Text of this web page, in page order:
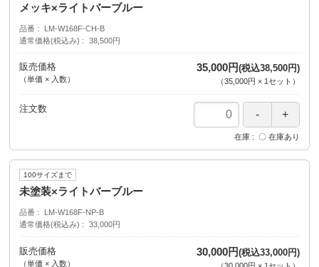
メッキ×ライトバーブルー
品番
LM-W168F-CH-B
通常価格(税込み)
38,500円
販売価格
（単価 × 入数）
35,000円(税込38,500円)
（35,000円 × 1セット ）
注文数
在庫 〇 在庫あり
100サイズまで
未塗装×ライトバーブルー
品番
LM-W168F-NP-B
通常価格(税込み)
33,000円
販売価格
（単価 × 入数）
30,000円(税込33,000円)